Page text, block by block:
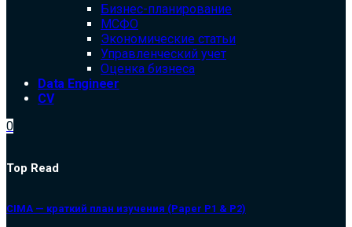
Бизнес-планирование
МСФО
Экономические статьи
Управленческий учет
Оценка бизнеса
Data Engineer
CV
0
Top Read
CIMA — краткий план изучения (Paper P1 & P2)